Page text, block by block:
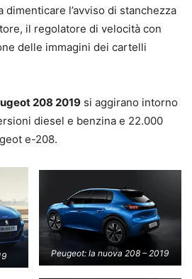
dimenticare l’avviso di stanchezza
il regolatore di velocità con
delle immagini dei cartelli
208 2019 si aggirano intorno
diesel e benzina e 22.000
e-208.
Peugeot: la nuova 208 – 2019